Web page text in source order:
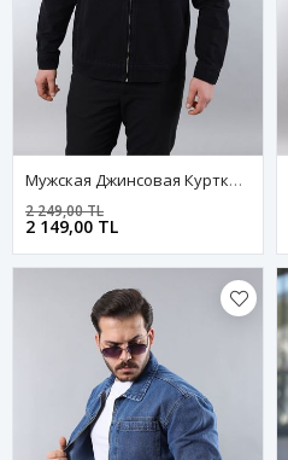
Мужская Джинсовая Куртка-Бомбер Оверсайз Цвета Хаки, Стираная Модель На Молнии
2 149,00 TL
2 249,00 TL